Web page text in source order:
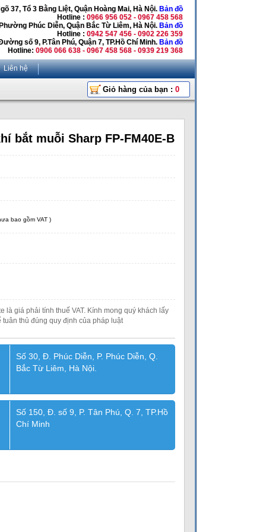
37, Tổ 3 Bằng Liệt, Quận Hoàng Mai, Hà Nội. Bản đồ
Hotline : 0966 956 052 - 0967 458 568
Phúc Diễn, Quận Bắc Từ Liêm, Hà Nội. Bản đồ
Hotline : 0942 547 456 - 0902 226 359
số 9, P.Tân Phú, Quận 7, TP.Hồ Chí Minh. Bản đồ
Hotline: 0906 066 638 - 0967 458 568 - 0939 219 368
Liên hệ
Giỏ hàng của bạn : 0
bắt muỗi Sharp FP-FM40E-B
bao gồm VAT )
là giá phải tính thuế VAT. Kính mong quý khách lấy
thủ đúng quy định của pháp luật
Số 30, Đ. Phúc Diễn, P. Phúc Diễn, Q.
Bắc Từ Liêm, Hà Nội.
Số 150, Đ. số 9, P. Tân Phú, Q. 7, TP.Hồ
Chí Minh